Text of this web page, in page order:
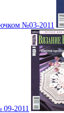
№03-2011
2011